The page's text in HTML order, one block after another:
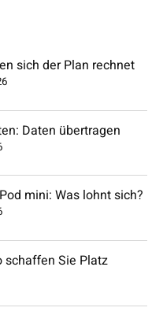
sich der Plan rechnet
Daten übertragen
mini: Was lohnt sich?
schaffen Sie Platz